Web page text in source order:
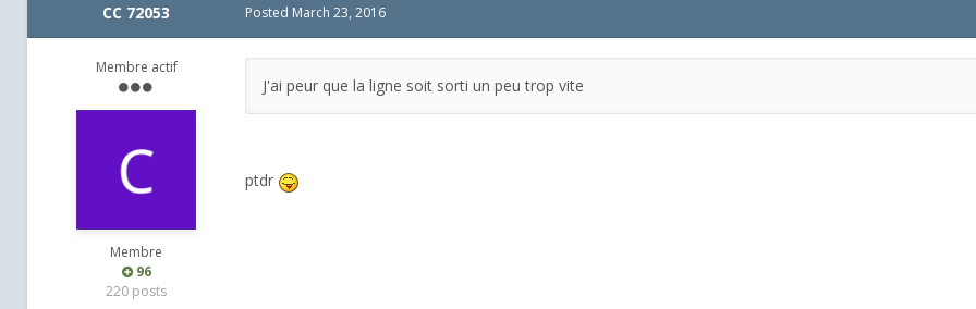
CC 72053
Membre actif
Membre
96
220 posts
Posted March 23, 2016
J'ai peur que la ligne soit sorti un peu trop vite
ptdr